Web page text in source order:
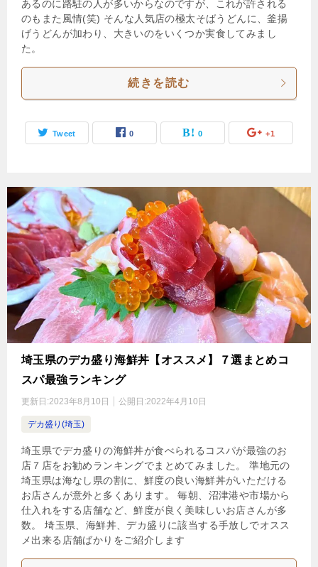
あるのに路駐の人が多いからなのですが、これが許される
のもまた風情(笑) そんな人気店の極太そばうどんに、釜揚
げうどんが加わり、大きいのをいくつか実食してみまし
た。
続きを読む
Tweet 0 0 +1
埼玉県のデカ盛り海鮮丼【オススメ】７選まとめコ
スパ最強ランキング
更新日:2023年8月10日 公開日:2022年4月10日
デカ盛り(埼玉)
埼玉県でデカ盛りの海鮮丼が食べられるコスパが最強のお
店７店をお勧めランキングでまとめてみました。 準地元の
埼玉県は海なし県の割に、鮮度の良い海鮮丼がいただける
お店さんが意外と多くあります。 毎朝、沼津港や市場から
仕入れをする店舗など、鮮度が良く美味しいお店さんが多
数。 埼玉県、海鮮丼、デカ盛りに該当する手放しでオスス
メ出来る店舗ばかりをご紹介します